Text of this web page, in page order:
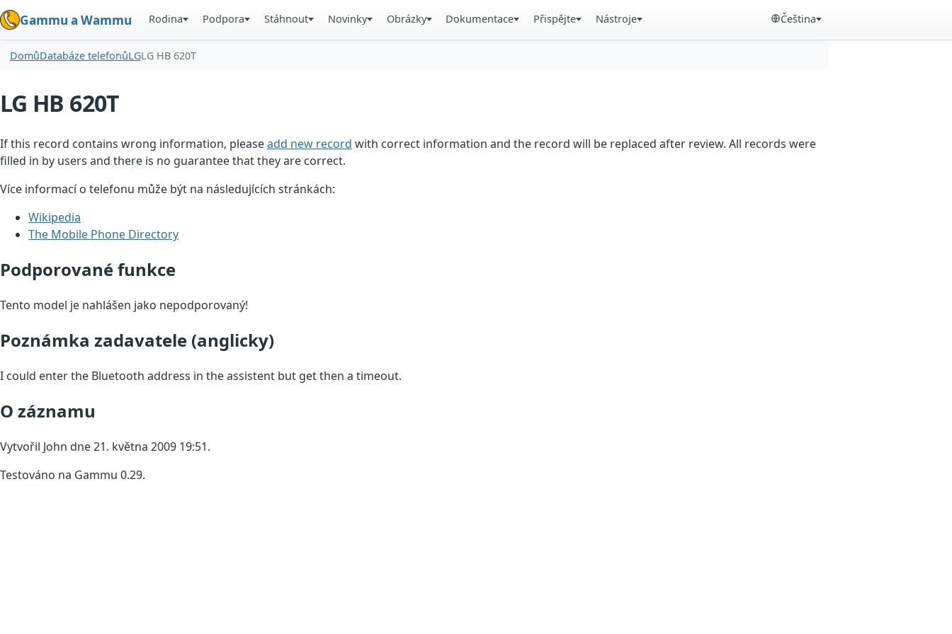
Gammu a Wammu Rodina Podpora Stáhnout Novinky Obrázky Dokumentace Přispějte Nástroje Čeština
DomůDatabáze telefonůLGLG HB 620T
LG HB 620T
If this record contains wrong information, pleaseadd new record with correct information and the record will be replaced after review. All records were
filled in by users and there is no guarantee that they are correct.
Více informací o telefonu může být na následujících stránkách:
Wikipedia
The Mobile Phone Directory
Podporované funkce
Tento model je nahlášen jako nepodporovaný!
Poznámka zadavatele (anglicky)
I could enter the Bluetooth address in the assistent but get then a timeout.
O záznamu
Vytvořil John dne 21. května 2009 19:51.
Testováno na Gammu 0.29.